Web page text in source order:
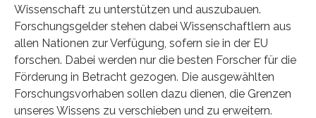
Wissenschaft zu unterstützen und auszubauen.
Forschungsgelder stehen dabei Wissenschaftlern aus
allen Nationen zur Verfügung, sofern sie in der EU
forschen. Dabei werden nur die besten Forscher für die
Förderung in Betracht gezogen. Die ausgewählten
Forschungsvorhaben sollen dazu dienen, die Grenzen
unseres Wissens zu verschieben und zu erweitern.